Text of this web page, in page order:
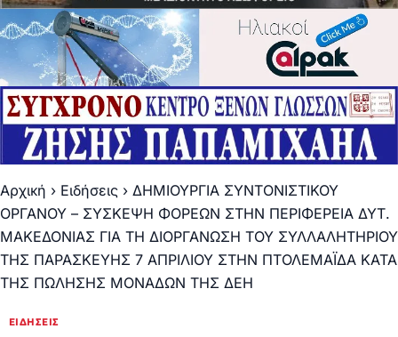
Αρχική › Ειδήσεις › ΔΗΜΙΟΥΡΓΙΑ ΣΥΝΤΟΝΙΣΤΙΚΟΥ
ΟΡΓΑΝΟΥ – ΣΥΣΚΕΨΗ ΦΟΡΕΩΝ ΣΤΗΝ ΠΕΡΙΦΕΡΕΙΑ ΔΥΤ.
ΜΑΚΕΔΟΝΙΑΣ ΓΙΑ ΤΗ ΔΙΟΡΓΑΝΩΣΗ ΤΟΥ ΣΥΛΛΑΛΗΤΗΡΙΟΥ
ΤΗΣ ΠΑΡΑΣΚΕΥΗΣ 7 ΑΠΡΙΛΙΟΥ ΣΤΗΝ ΠΤΟΛΕΜΑΪΔΑ ΚΑΤΑ
ΤΗΣ ΠΩΛΗΣΗΣ ΜΟΝΑΔΩΝ ΤΗΣ ΔΕΗ
ΕΙΔΉΣΕΙΣ